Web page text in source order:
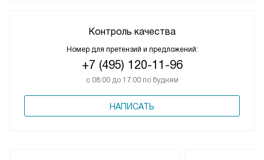
Контроль качества
Номер для претензий и предложений:
+7 (495) 120-11-96
с 08:00 до 17:00 по будням
НАПИСАТЬ